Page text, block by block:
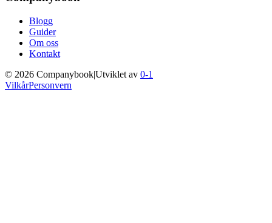
Blogg
Guider
Om oss
Kontakt
© 2026 Companybook|Utviklet av 0-1
VilkårPersonvern